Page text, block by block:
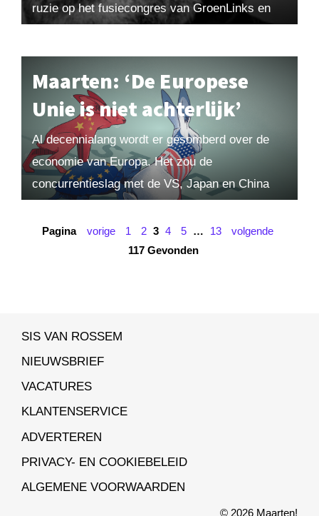
ruzie op het fusiecongres van GroenLinks en
Maarten: ‘De Europese
Unie is niet achterlijk’
Al decennialang wordt er gesomberd over de
economie van Europa. Het zou de
concurrentieslag met de VS, Japan en China
voorspellingen komen op de lange...
Pagina vorige 1 2 3 4 5 … 13
volgende
117 Gevonden
SIS VAN ROSSEM
NIEUWSBRIEF
VACATURES
KLANTENSERVICE
ADVERTEREN
PRIVACY- EN COOKIEBELEID
ALGEMENE VOORWAARDEN
© 2026 Maarten!